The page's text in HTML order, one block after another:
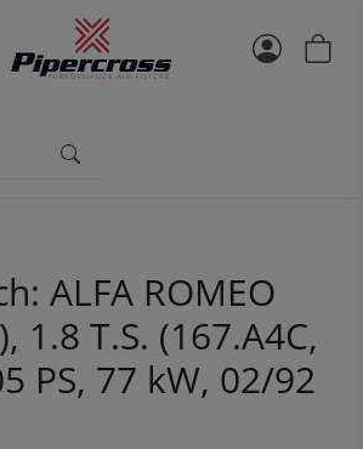
ALFA ROMEO
1.8 T.S. (167.A4C,
PS, 77 kW, 02/92